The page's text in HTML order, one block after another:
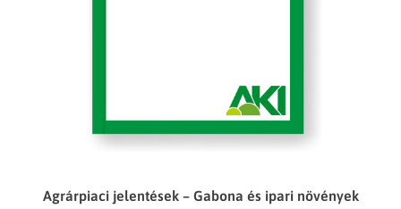
Agrárpiaci jelentések – Gabona és ipari növények